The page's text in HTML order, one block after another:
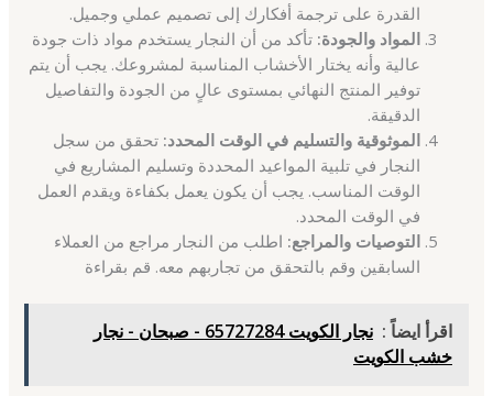
القدرة على ترجمة أفكارك إلى تصميم عملي وجميل.
المواد والجودة: تأكد من أن النجار يستخدم مواد ذات جودة
عالية وأنه يختار الأخشاب المناسبة لمشروعك. يجب أن يتم
توفير المنتج النهائي بمستوى عالٍ من الجودة والتفاصيل
الدقيقة.
الموثوقية والتسليم في الوقت المحدد: تحقق من سجل
النجار في تلبية المواعيد المحددة وتسليم المشاريع في
الوقت المناسب. يجب أن يكون يعمل بكفاءة ويقدم العمل
في الوقت المحدد.
التوصيات والمراجع: اطلب من النجار مراجع من العملاء
السابقين وقم بالتحقق من تجاربهم معه. قم بقراءة
اقرأ ايضاً :
نجار الكويت 65727284 - صبحان - نجار
خشب الكويت